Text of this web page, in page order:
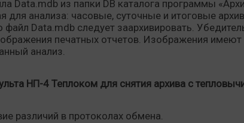
Data.mdb из папки DB каталога программы
для анализа: часовые, суточные и итоговые
Data.mdb следует заархивировать.
печатных отчетов. Изображения
анализ.
НП-4 Теплоком для снятия архива с
различий в протоколах обмена.